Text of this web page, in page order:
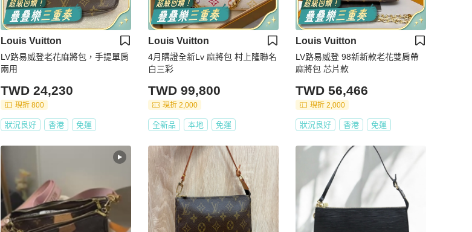
Louis Vuitton
LV路易威登老花麻將包，手提單肩
兩用
TWD 24,230
現折 800
狀況良好 香港 免運
Louis Vuitton
4月購證全新Lv 麻將包 村上隆聯名
白三彩
TWD 99,800
現折 2,000
全新品 本地 免運
Louis Vuitton
LV路易威登 98新新款老花雙肩帶
麻將包 芯片款
TWD 56,466
現折 2,000
狀況良好 香港 免運